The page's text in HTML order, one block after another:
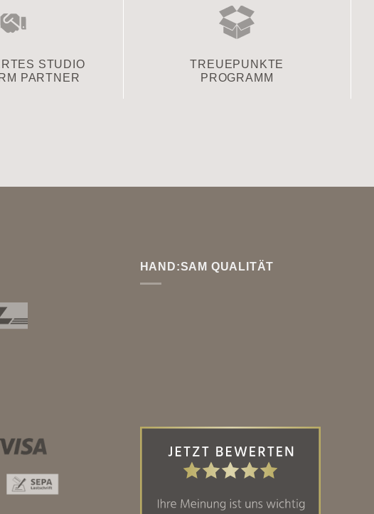
STUDIO
PARTNER
TREUEPUNKTE
PROGRAMM
HAND:SAM QUALITÄT